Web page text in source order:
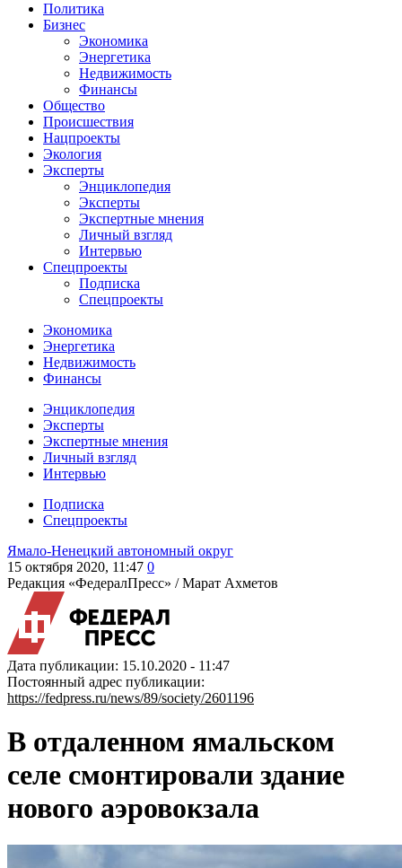
Политика
Бизнес
Экономика
Энергетика
Недвижимость
Финансы
Общество
Происшествия
Нацпроекты
Экология
Эксперты
Энциклопедия
Эксперты
Экспертные мнения
Личный взгляд
Интервью
Спецпроекты
Подписка
Спецпроекты
Экономика
Энергетика
Недвижимость
Финансы
Энциклопедия
Эксперты
Экспертные мнения
Личный взгляд
Интервью
Подписка
Спецпроекты
Ямало-Ненецкий автономный округ
15 октября 2020, 11:47 0
Редакция «ФедералПресс» /Марат Ахметов
Дата публикации: 15.10.2020 - 11:47
Постоянный адрес публикации:
https://fedpress.ru/news/89/society/2601196
В отдаленном ямальском
селе смонтировали здание
нового аэровокзала